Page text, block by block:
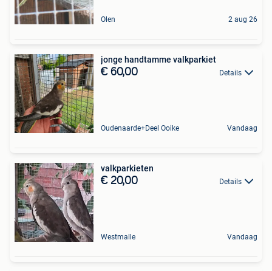
Olen 2 aug 26
jonge handtamme valkparkiet
€ 60,00 Details
Oudenaarde+Deel Ooike Vandaag
valkparkieten
€ 20,00 Details
Westmalle Vandaag